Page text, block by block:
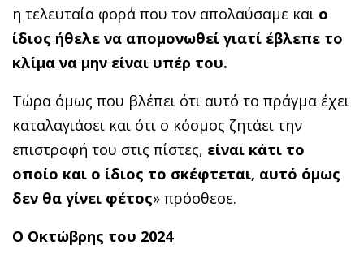
η τελευταία φορά που τον απολαύσαμε και ο
ίδιος ήθελε να απομονωθεί γιατί έβλεπε το
κλίμα να μην είναι υπέρ του.
Τώρα όμως που βλέπει ότι αυτό το πράγμα έχει
καταλαγιάσει και ότι ο κόσμος ζητάει την
επιστροφή του στις πίστες, είναι κάτι το
οποίο και ο ίδιος το σκέφτεται, αυτό όμως
δεν θα γίνει φέτος» πρόσθεσε.
Ο Οκτώβρης του 2024